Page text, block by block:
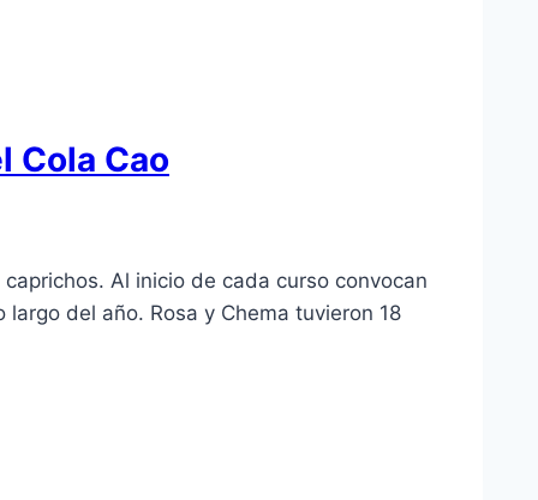
Cola Cao
Al inicio de cada curso convocan
del año. Rosa y Chema tuvieron 18